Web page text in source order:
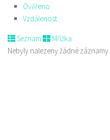
Ověřeno
Vzdálenost
Seznam
Mřížka
Nebyly nalezeny žádné záznamy.